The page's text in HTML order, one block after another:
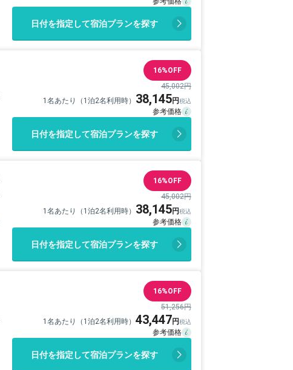
日付を指定して宿泊プランを探す
16%OFF
45,002円
1名あたり（1泊2名利用時） 38,145
日付を指定して宿泊プランを探す
16%OFF
45,002円
1名あたり（1泊2名利用時） 38,145
日付を指定して宿泊プランを探す
16%OFF
51,256円
1名あたり（1泊2名利用時） 43,447
日付を指定して宿泊プランを探す